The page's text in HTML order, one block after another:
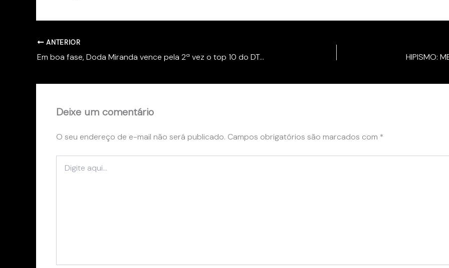
ANTERIOR
Em boa fase, Doda Miranda vence pela 2ª vez o top 10 do DTC Tour, em Itatiba
Deixe um comentário
O seu endereço de e-mail não será publicado. Campos obrigatórios são marcados com *
aqui...